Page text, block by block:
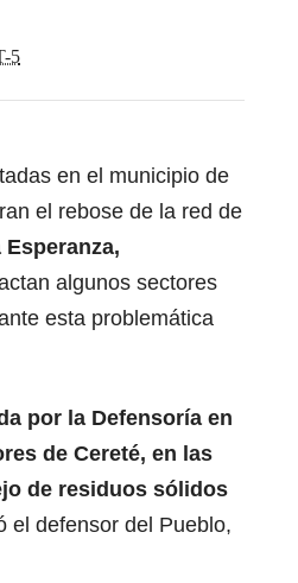
5
en el municipio de
el rebose de la red de
Esperanza,
algunos sectores
esta problemática
por la Defensoría en
de Cereté, en las
de residuos sólidos
el defensor del Pueblo,